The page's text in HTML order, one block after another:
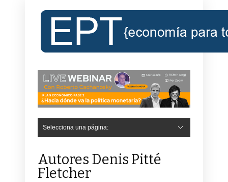
Selecciona una página:
Autores Denis Pitté
Fletcher